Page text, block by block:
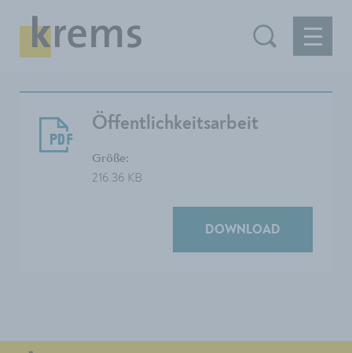
Öffentlichkeitsarbeit
Größe:
216.36 KB
DOWNLOAD